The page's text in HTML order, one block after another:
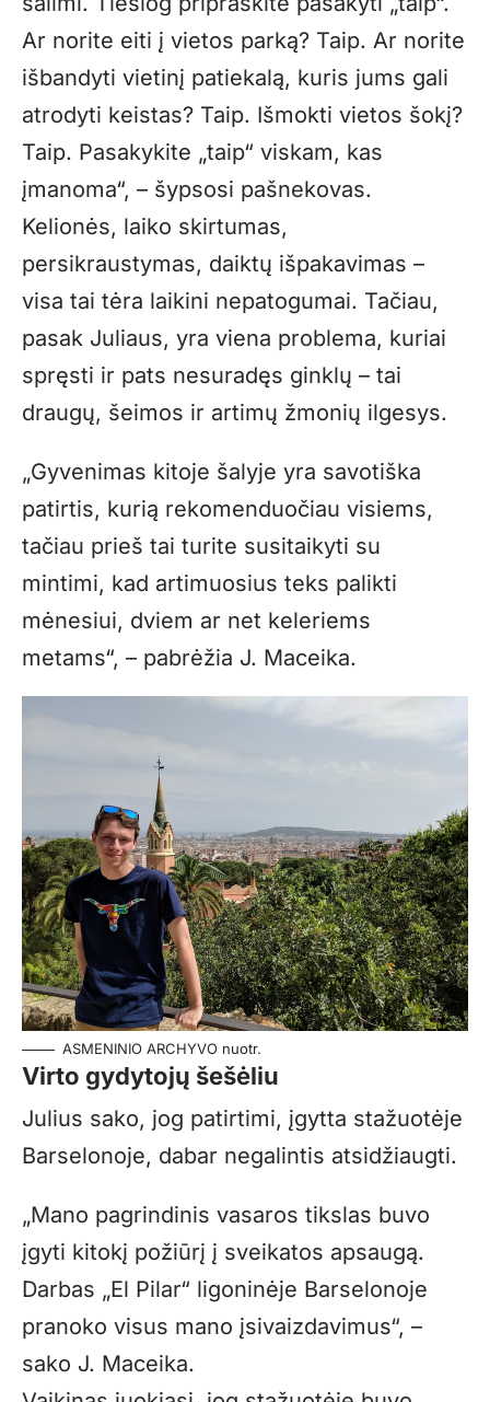
Ar norite eiti į vietos parką? Taip. Ar norite
išbandyti vietinį patiekalą, kuris jums gali
atrodyti keistas? Taip. Išmokti vietos šokį?
Taip. Pasakykite „taip“ viskam, kas
įmanoma“, – šypsosi pašnekovas.
Kelionės, laiko skirtumas,
persikraustymas, daiktų išpakavimas –
visa tai tėra laikini nepatogumai. Tačiau,
pasak Juliaus, yra viena problema, kuriai
spręsti ir pats nesuradęs ginklų – tai
draugų, šeimos ir artimų žmonių ilgesys.
„Gyvenimas kitoje šalyje yra savotiška
patirtis, kurią rekomenduočiau visiems,
tačiau prieš tai turite susitaikyti su
mintimi, kad artimuosius teks palikti
mėnesiui, dviem ar net keleriems
metams“, – pabrėžia J. Maceika.
ASMENINIO ARCHYVO nuotr.
Virto gydytojų šešėliu
Julius sako, jog patirtimi, įgytta stažuotėje
Barselonoje, dabar negalintis atsidžiaugti.
„Mano pagrindinis vasaros tikslas buvo
įgyti kitokį požiūrį į sveikatos apsaugą.
Darbas „El Pilar“ ligoninėje Barselonoje
pranoko visus mano įsivaizdavimus“, –
sako J. Maceika.